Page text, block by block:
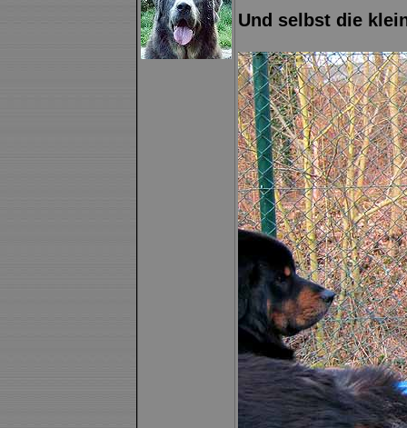
Und selbst die